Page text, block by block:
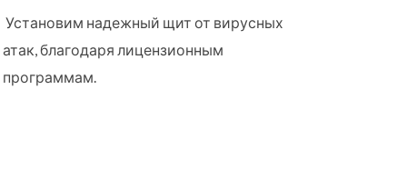
Установим надежный щит от вирусных
атак, благодаря лицензионным
программам.